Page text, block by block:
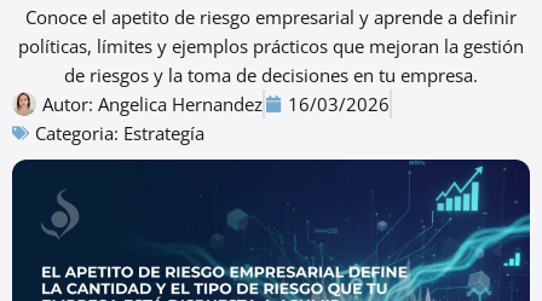
Conoce el apetito de riesgo empresarial y aprende a definir
políticas, límites y ejemplos prácticos que mejoran la gestión
de riesgos y la toma de decisiones en tu empresa.
Autor: Angelica Hernandez
16/03/2026
Categoria: Estrategía